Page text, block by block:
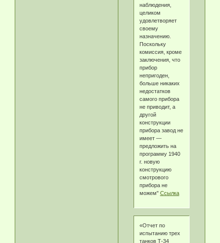
наблюдения,
целиком
удовлетворяет
своему
назначению.
Поскольку
комиссия, кроме
заключения, что
прибор
непригоден,
больше никаких
недостатков
самого прибора
не приводит, а
другой
конструкции
прибора завод не
имеет —
предложить на
программу 1940
г. новую
конструкцию
смотрового
прибора не
можем" Ссылка
«Отчет по
испытанию трех
танков Т-34